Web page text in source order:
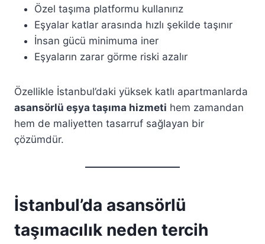
Özel taşıma platformu kullanırız
Eşyalar katlar arasında hızlı şekilde taşınır
İnsan gücü minimuma iner
Eşyaların zarar görme riski azalır
Özellikle İstanbul’daki yüksek katlı apartmanlarda
asansörlü eşya taşıma hizmeti hem zamandan
hem de maliyetten tasarruf sağlayan bir
çözümdür.
İstanbul’da asansörlü
taşımacılık neden tercih